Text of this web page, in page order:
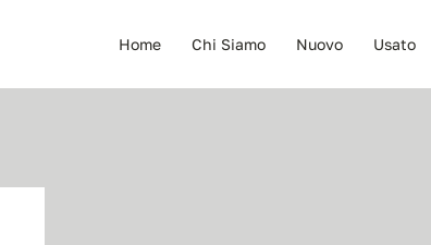
Home Chi Siamo Nuovo Usato